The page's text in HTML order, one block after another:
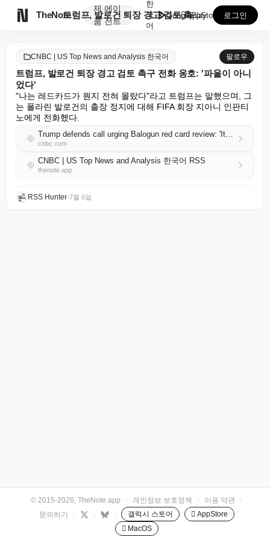
TheNote
제
품
에이
전트
트럼프, 발로건 퇴장 경고 검토 촉구 전화 옹호: '파...
한
국
어
GooglePlay
AppStore 로그인
CNBC | US Top News and Analysis 한국어 팔로우
트럼프, 발로건 퇴장 경고 검토 촉구 전화 옹호: '파울이 아니
었다'
"나는 레드카드가 뭔지 전혀 몰랐다"라고 트럼프는 말했으며, 그
는 폴라린 발로건의 출장 정지에 대해 FIFA 회장 지아니 인판티
노에게 전화했다.
Trump defends call urging Balogun red card review: 'It wasn't a foul'
cnbc.com
CNBC | US Top News and Analysis 한국어 RSS
thenote.app
RSS Hunter•7월 6일
© 2015-2026, TheNote.app · 개인정보 보호정책 · 이용 약관
·
문의하기
· · · 갤럭시 스토어
 AppStore
 MacOS